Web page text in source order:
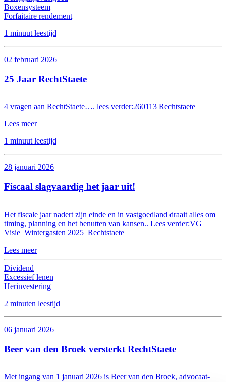
Boxensysteem
Forfaitaire rendement
1 minuut leestijd
02 februari 2026
25 Jaar RechtStaete
4 vragen aan RechtStaete…. lees verder:260113 Rechtstaete
Lees meer
1 minuut leestijd
28 januari 2026
Fiscaal slagvaardig het jaar uit!
Het fiscale jaar nadert zijn einde en in vastgoedland draait alles om
timing, planning en het benutten van kansen.. Lees verder:VG
Visie_Wintergasten 2025_Rechtstaete
Lees meer
Dividend
Excessief lenen
Herinvestering
2 minuten leestijd
06 januari 2026
Beer van den Broek versterkt RechtStaete
Met ingang van 1 januari 2026 is Beer van den Broek, advocaat-